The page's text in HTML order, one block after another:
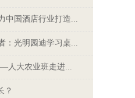
中国酒店行业打造...
：光明园迪学习桌...
人大农业班走进...
？